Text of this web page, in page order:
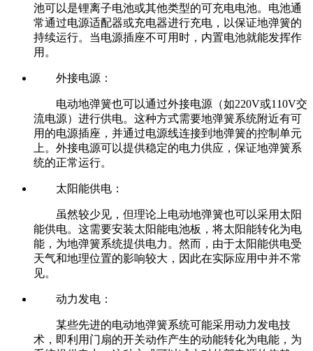
池可以是锂离子电池或其他类型的可充电电池。电池通
常通过电源适配器或充电器进行充电，以保证地弹簧的
持续运行。当电源插座不可用时，内置电池就能发挥作
用。
外接电源：
电动地弹簧也可以通过外接电源（如220V或110V交
流电源）进行供电。这种方式需要地弹簧系统附近有可
用的电源插座，并通过电源线连接到地弹簧的控制单元
上。外接电源可以提供稳定的电力供应，保证地弹簧系
统的正常运行。
太阳能供电：
虽然较少见，但理论上电动地弹簧也可以采用太阳
能供电。这需要安装太阳能电池板，将太阳能转化为电
能，为地弹簧系统提供电力。然而，由于太阳能供电受
天气和地理位置的影响较大，因此在实际应用中并不常
见。
动力发电：
某些先进的电动地弹簧系统可能采用动力发电技
术，即利用门扇的开关动作产生的动能转化为电能，为